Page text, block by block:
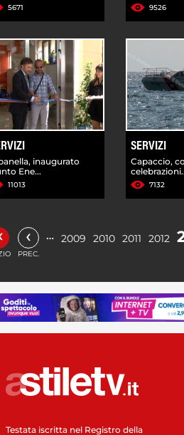
5671 9526
inaugurato
Ene...
11013
SERVIZI
Capaccio,
7132
‹
PREC.
… 2009 2010 2011 2012
Testata iscritta nel Registro della